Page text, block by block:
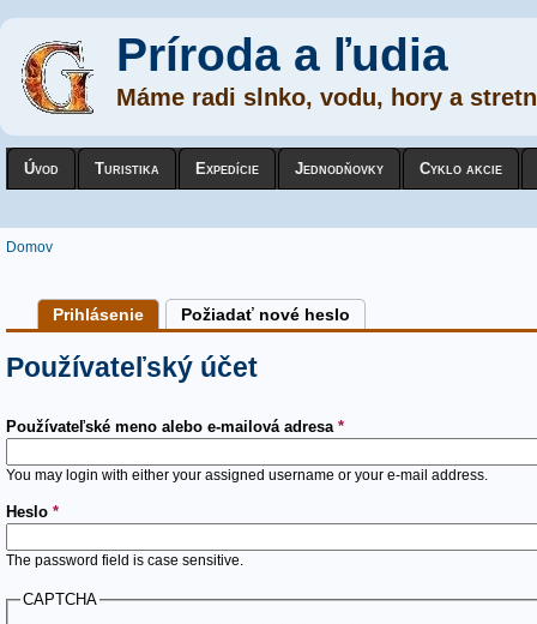
Príroda a ľudia
Máme radi slnko, vodu, hory a
Úvod Turistika Expedície Jednodňovky Cyklo akcie
Nachádzate sa tu
Domov
Primárne karty
Prihlásenie (active tab)
Požiadať nové heslo
Používateľský účet
Používateľské meno alebo e-mailová adresa *
You may login with either your assigned username or your e-mail address.
Heslo *
The password field is case sensitive.
CAPTCHA